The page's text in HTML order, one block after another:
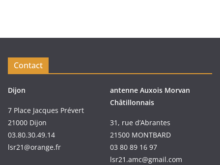
Contact
Dijon
7 Place Jacques Prévert
21000 Dijon
03.80.30.49.14
lsr21@orange.fr
antenne Auxois Morvan
Châtillonnais
31, rue d’Abrantes
21500 MONTBARD
03 80 89 16 97
lsr21.amc@gmail.com